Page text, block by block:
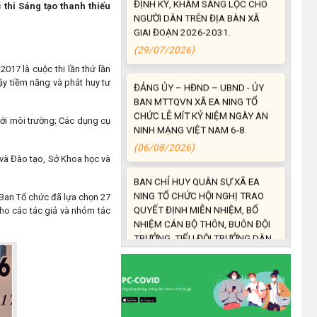
thi Sáng tạo thanh thiếu
là cuộc thi lần thứ lần
tiềm năng và phát huy tư
môi trường; Các dụng cụ
Đào tạo, Sở Khoa học và
Tổ chức đã lựa chọn 27
các tác giả và nhóm tác
(29/07/2026)
ĐẢNG ỦY – HĐND – UBND - ỦY
BAN MTTQVN XÃ EA NING TỔ
NINH MẠNG VIỆT NAM 6-8.
(06/08/2026)
BAN CHỈ HUY QUÂN SỰ XÃ EA
NHIỆM CÁN BỘ THÔN, BUÔN ĐỘI
TRƯỞNG, TIỂU ĐỘI TRƯỞNG DÂN
QUÂN TẠI CHỖ.
(06/08/2026)
nghị đánh giá công tác chính
sách an sinh xã hội 7 tháng đầu